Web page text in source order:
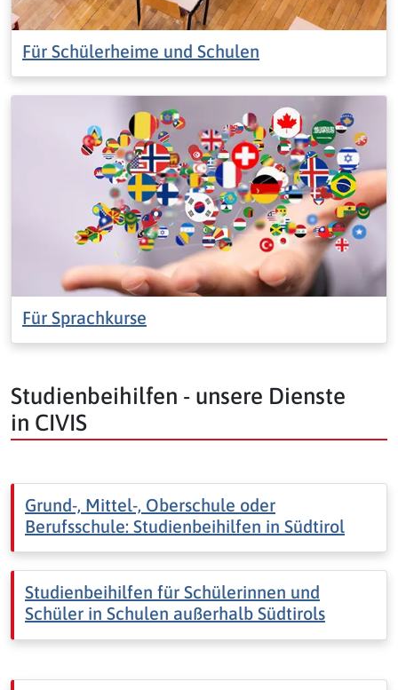
Für Schülerheime und Schulen
Für Sprachkurse
Studienbeihilfen - unsere Dienste
in CIVIS
Grund-, Mittel-, Oberschule oder
Berufsschule: Studienbeihilfen in Südtirol
Studienbeihilfen für Schülerinnen und
Schüler in Schulen außerhalb Südtirols